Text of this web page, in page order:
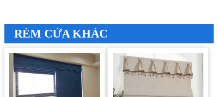
RÈM CỬA KHÁC